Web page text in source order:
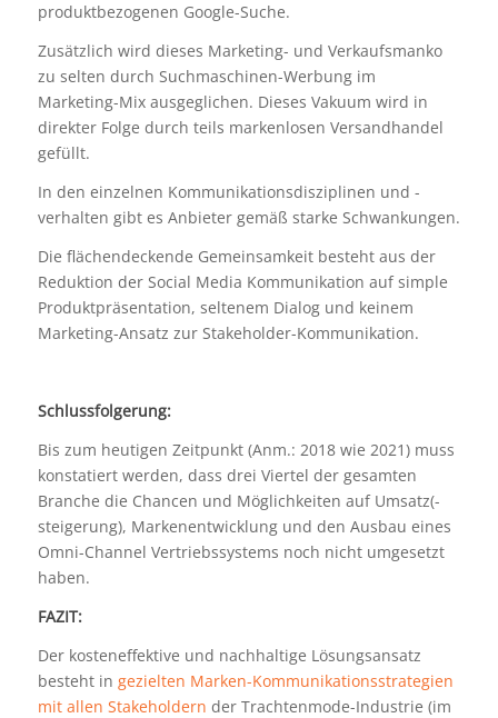
produktbezogenen Google-Suche.
Zusätzlich wird dieses Marketing- und Verkaufsmanko
zu selten durch Suchmaschinen-Werbung im
Marketing-Mix ausgeglichen. Dieses Vakuum wird in
direkter Folge durch teils markenlosen Versandhandel
gefüllt.
In den einzelnen Kommunikationsdisziplinen und -
verhalten gibt es Anbieter gemäß starke Schwankungen.
Die flächendeckende Gemeinsamkeit besteht aus der
Reduktion der Social Media Kommunikation auf simple
Produktpräsentation, seltenem Dialog und keinem
Marketing-Ansatz zur Stakeholder-Kommunikation.
Schlussfolgerung:
Bis zum heutigen Zeitpunkt (Anm.: 2018 wie 2021) muss
konstatiert werden, dass drei Viertel der gesamten
Branche die Chancen und Möglichkeiten auf Umsatz(-
steigerung), Markenentwicklung und den Ausbau eines
Omni-Channel Vertriebssystems noch nicht umgesetzt
haben.
FAZIT:
Der kosteneffektive und nachhaltige Lösungsansatz
besteht in gezielten Marken-Kommunikationsstrategien
mit allen Stakeholdern der Trachtenmode-Industrie (im